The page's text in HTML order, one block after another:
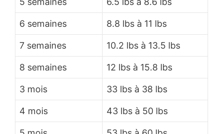
6 semaines 8.8 lbs à 11 lbs
7 semaines 10.2 lbs à 13.5 lbs
8 semaines 12 lbs à 15.8 lbs
3 mois 33 lbs à 38 lbs
4 mois 43 lbs à 50 lbs